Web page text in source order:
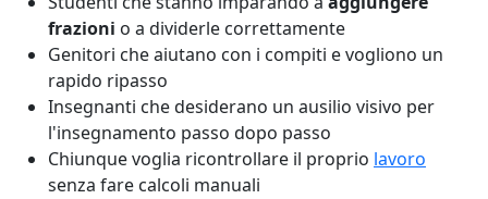
frazioni o a dividerle correttamente
Genitori che aiutano con i compiti e vogliono un
rapido ripasso
Insegnanti che desiderano un ausilio visivo per
l'insegnamento passo dopo passo
Chiunque voglia ricontrollare il proprio lavoro
senza fare calcoli manuali